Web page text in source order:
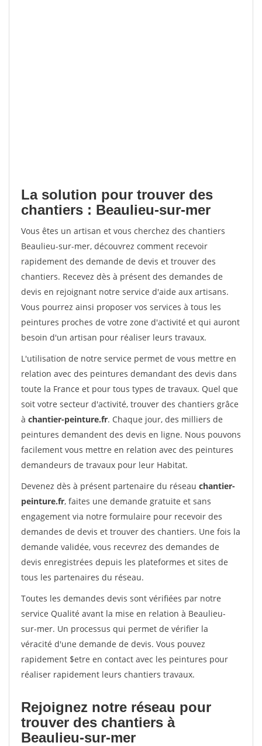
La solution pour trouver des
chantiers : Beaulieu-sur-mer
Vous êtes un artisan et vous cherchez des chantiers
Beaulieu-sur-mer, découvrez comment recevoir
rapidement des demande de devis et trouver des
chantiers. Recevez dès à présent des demandes de
devis en rejoignant notre service d'aide aux artisans.
Vous pourrez ainsi proposer vos services à tous les
peintures proches de votre zone d'activité et qui auront
besoin d'un artisan pour réaliser leurs travaux.
L'utilisation de notre service permet de vous mettre en
relation avec des peintures demandant des devis dans
toute la France et pour tous types de travaux. Quel que
soit votre secteur d'activité, trouver des chantiers grâce
à chantier-peinture.fr. Chaque jour, des milliers de
peintures demandent des devis en ligne. Nous pouvons
facilement vous mettre en relation avec des peintures
demandeurs de travaux pour leur Habitat.
Devenez dès à présent partenaire du réseau chantier-
peinture.fr, faites une demande gratuite et sans
engagement via notre formulaire pour recevoir des
demandes de devis et trouver des chantiers. Une fois la
demande validée, vous recevrez des demandes de
devis enregistrées depuis les plateformes et sites de
tous les partenaires du réseau.
Toutes les demandes devis sont vérifiées par notre
service Qualité avant la mise en relation à Beaulieu-
sur-mer. Un processus qui permet de vérifier la
véracité d'une demande de devis. Vous pouvez
rapidement $etre en contact avec les peintures pour
réaliser rapidement leurs chantiers travaux.
Rejoignez notre réseau pour
trouver des chantiers à
Beaulieu-sur-mer